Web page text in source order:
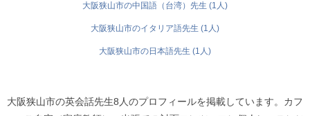
大阪狭山市の中国語（台湾）先生 (1人)
大阪狭山市のイタリア語先生 (1人)
大阪狭山市の日本語先生 (1人)
大阪狭山市の英会話先生8人のプロフィールを掲載しています。カフ